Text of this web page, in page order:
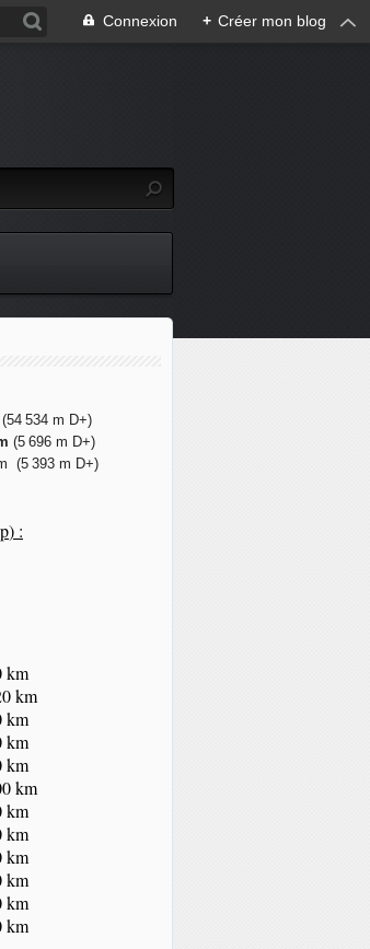
Connexion + Créer mon blog
(54 534 m D+)
(5 696 m D+)
(5 393 m D+)
) :
km
km
km
km
km
km
km
km
km
km
km
km